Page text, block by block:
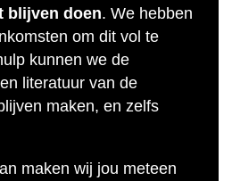
blijven doen. We hebben
om dit vol te
kunnen we de
literatuur van de
maken, en zelfs
maken wij jou meteen